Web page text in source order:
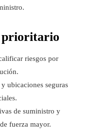
prioritario
riesgos por
ubicaciones seguras
de suministro y
fuerza mayor.